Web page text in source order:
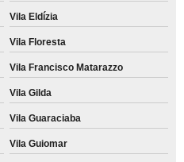
Vila Eldízia
Vila Floresta
Vila Francisco Matarazzo
Vila Gilda
Vila Guaraciaba
Vila Guiomar